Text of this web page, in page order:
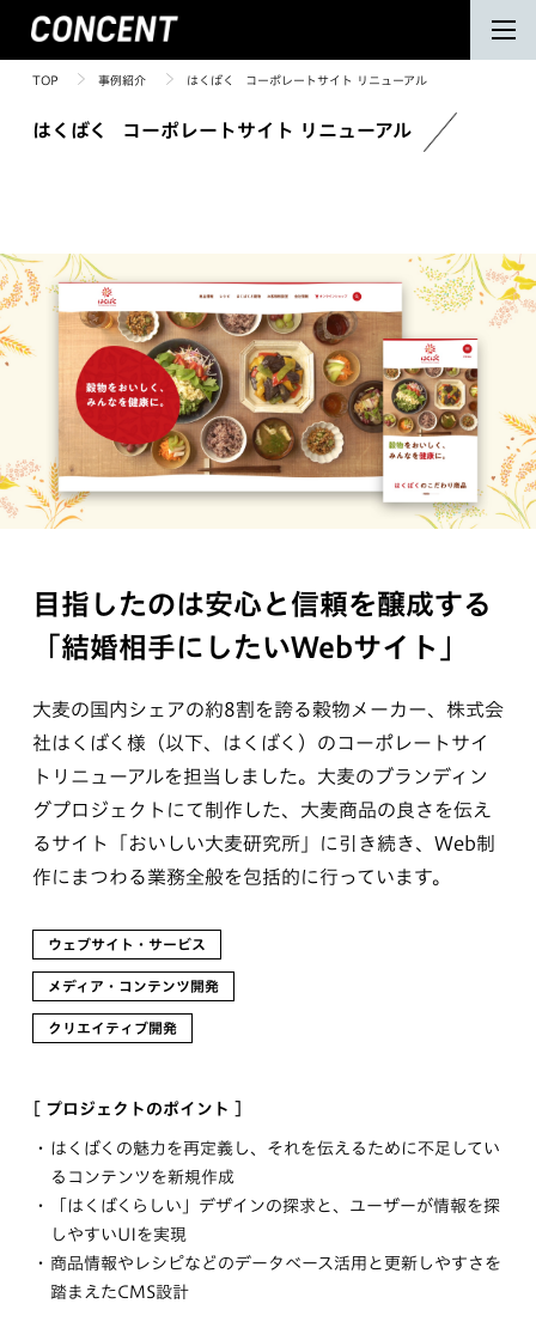
TOP 事例紹介 はくばく コーポレートサイト リニューアル
はくばく コーポレートサイト リニューアル
目指したのは安心と信頼を醸成する
「結婚相手にしたいWebサイト」
大麦の国内シェアの約8割を誇る穀物メーカー、株式会
社はくばく様（以下、はくばく）のコーポレートサイ
トリニューアルを担当しました。大麦のブランディン
グプロジェクトにて制作した、大麦商品の良さを伝え
るサイト「おいしい大麦研究所」に引き続き、Web制
作にまつわる業務全般を包括的に行っています。
ウェブサイト・サービス
メディア・コンテンツ開発
クリエイティブ開発
[ プロジェクトのポイント ]
はくばくの魅力を再定義し、それを伝えるために不足してい
るコンテンツを新規作成
「はくばくらしい」デザインの探求と、ユーザーが情報を探
しやすいUIを実現
商品情報やレシピなどのデータベース活用と更新しやすさを
踏まえたCMS設計